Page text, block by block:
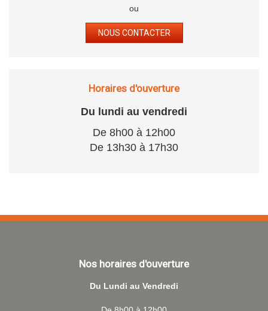
ou
NOUS CONTACTER
Horaires d'ouverture
Du lundi au vendredi
De 8h00 à 12h00
De 13h30 à 17h30
Nos horaires d'ouverture
Du Lundi au Vendredi